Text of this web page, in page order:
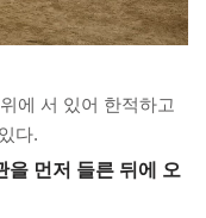
에 서 있어 한적하고
다.
을 먼저 들른 뒤에 오